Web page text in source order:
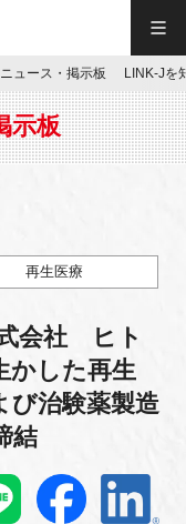
ニュース・掲示板 LINK-Jを
示板
再生医療
会社 ヒト
かした再生
び治験薬製造
結